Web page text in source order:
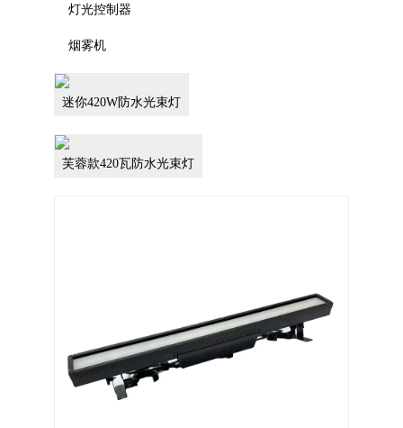
灯光控制器
烟雾机
迷你420W防水光束灯
芙蓉款420瓦防水光束灯